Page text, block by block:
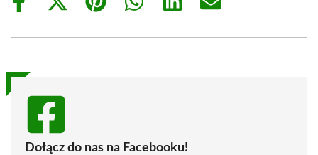
Share
Share
(Twitter)
Share
Share
Share
Share
Dołącz do nas na Facebooku!